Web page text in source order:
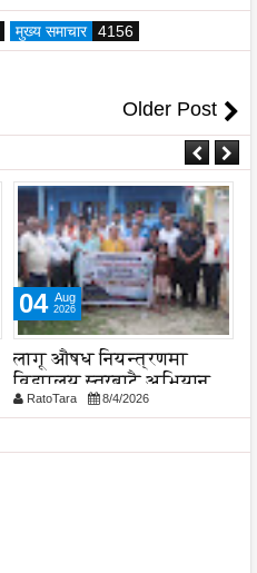
मुख्य समाचार 4156
Older Post
04 Aug
2026
लागू औषध नियन्त्रणमा
विद्यालय स्तरबाटै अभियान
शुरुRatoTara 8/4/2026